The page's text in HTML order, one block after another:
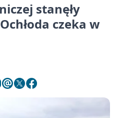
stanęły
czeka w